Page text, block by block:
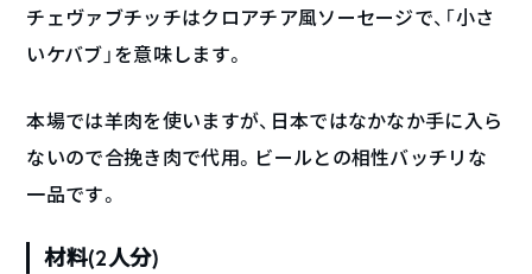
チェヴァブチッチはクロアチア風ソーセージで、「小さ
いケバブ」を意味します。
本場では羊肉を使いますが、日本ではなかなか手に入ら
ないので合挽き肉で代用。ビールとの相性バッチリな
一品です。
材料(2人分)